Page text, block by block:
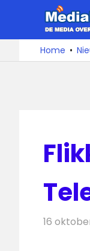
de
De
media
over
Home
16